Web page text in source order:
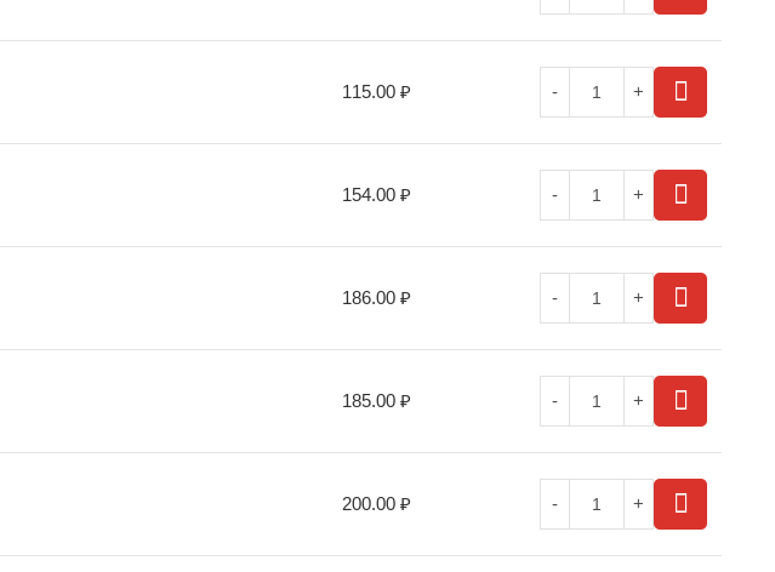
115.00 ₽
154.00 ₽
186.00 ₽
185.00 ₽
200.00 ₽